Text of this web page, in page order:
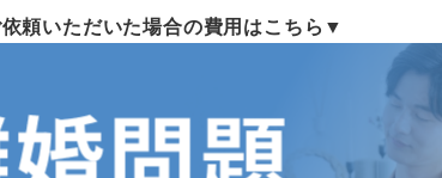
頼いただいた場合の費用はこちら ▼